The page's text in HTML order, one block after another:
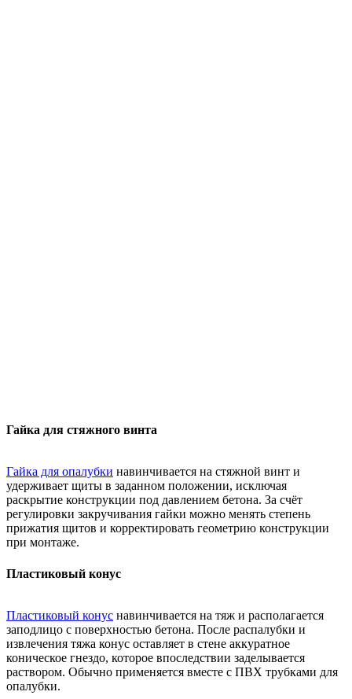
Гайка для стяжного винта
Гайка для опалубки навинчивается на стяжной винт и
удерживает щиты в заданном положении, исключая
раскрытие конструкции под давлением бетона. За счёт
регулировки закручивания гайки можно менять степень
прижатия щитов и корректировать геометрию конструкции
при монтаже.
Пластиковый конус
Пластиковый конус навинчивается на тяж и располагается
заподлицо с поверхностью бетона. После распалубки и
извлечения тяжа конус оставляет в стене аккуратное
коническое гнездо, которое впоследствии заделывается
раствором. Обычно применяется вместе с ПВХ трубками для
опалубки.